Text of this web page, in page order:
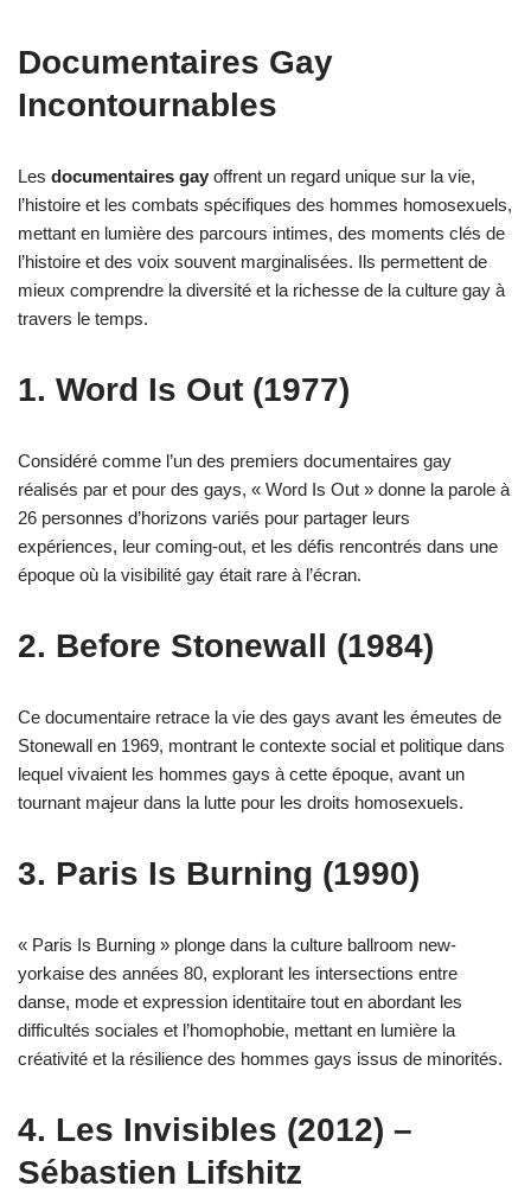
Documentaires Gay
Incontournables
Les documentaires gay offrent un regard unique sur la vie,
l’histoire et les combats spécifiques des hommes homosexuels,
mettant en lumière des parcours intimes, des moments clés de
l’histoire et des voix souvent marginalisées. Ils permettent de
mieux comprendre la diversité et la richesse de la culture gay à
travers le temps.
1. Word Is Out (1977)
Considéré comme l’un des premiers documentaires gay
réalisés par et pour des gays, « Word Is Out » donne la parole à
26 personnes d’horizons variés pour partager leurs
expériences, leur coming-out, et les défis rencontrés dans une
époque où la visibilité gay était rare à l’écran.
2. Before Stonewall (1984)
Ce documentaire retrace la vie des gays avant les émeutes de
Stonewall en 1969, montrant le contexte social et politique dans
lequel vivaient les hommes gays à cette époque, avant un
tournant majeur dans la lutte pour les droits homosexuels.
3. Paris Is Burning (1990)
« Paris Is Burning » plonge dans la culture ballroom new-
yorkaise des années 80, explorant les intersections entre
danse, mode et expression identitaire tout en abordant les
difficultés sociales et l’homophobie, mettant en lumière la
créativité et la résilience des hommes gays issus de minorités.
4. Les Invisibles (2012) –
Sébastien Lifshitz